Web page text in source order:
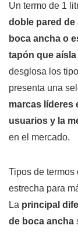
Un termo de 1
doble pared
boca ancha o
tapón que
desglosa los
presenta una
marcas líderes
usuarios y la
en el mercado.
Tipos de
estrecha para
La principal
de boca ancha